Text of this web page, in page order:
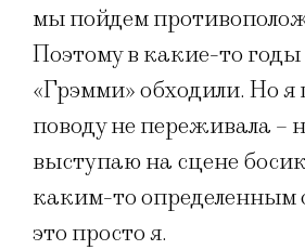
мы пойдем
Поэтому в какие-то
«Грэмми» обходили. Но я
поводу не переживала –
выступаю на сцене
каким-то определенным
это просто я.